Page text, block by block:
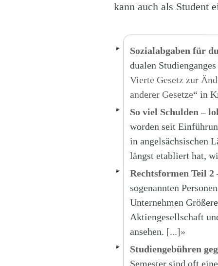
kann auch als Student
Sozialabgaben für
dualen
Vierte Gesetz zur
anderer Gesetze“ in
So viel Schulden –
worden seit
in angelsächsischen
längst etabliert hat,
Rechtsformen Teil 2
sogenannten
Unternehmen
Aktiengesellschaft
ansehen. [...]»
Studiengebühren
Semester sind oft